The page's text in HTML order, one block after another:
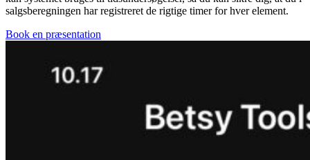
salgsberegningen har registreret de rigtige timer for hver element.
Book en præsentation